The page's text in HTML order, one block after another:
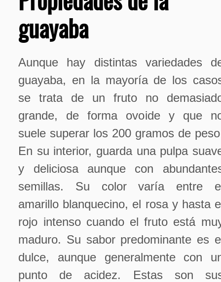
guayaba
Aunque hay distintas variedades
guayaba, en la mayoría de los
se trata de un fruto no
grande, de forma ovoide y que
suele superar los 200 gramos de
En su interior, guarda una pulpa
y deliciosa aunque con
semillas. Su color varía entre
amarillo blanquecino, el rosa y hasta
rojo intenso cuando el fruto está
maduro. Su sabor predominante es
dulce, aunque generalmente con
punto de acidez. Estas son